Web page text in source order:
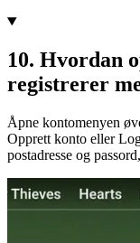
10. Hvordan
registrerer
Åpne kontomenyen
Opprett konto eller
postadresse og